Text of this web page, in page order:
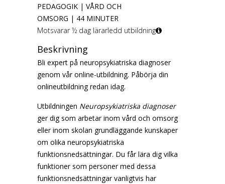
PEDAGOGIK | VÅRD OCH
OMSORG | 44 MINUTER
Motsvarar ½ dag lärarledd utbildning
Beskrivning
Bli expert på neuropsykiatriska diagnoser
genom vår online-utbildning. Påbörja din
onlineutbildning redan idag.
Utbildningen Neuropsykiatriska diagnoser
ger dig som arbetar inom vård och omsorg
eller inom skolan grundläggande kunskaper
om olika neuropsykiatriska
funktionsnedsättningar. Du får lära dig vilka
funktioner som personer med dessa
funktionsnedsättningar vanligtvis har